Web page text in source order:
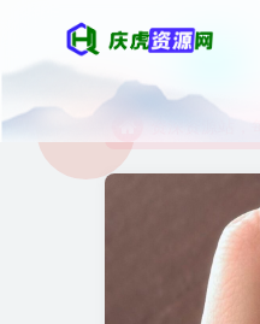
资深资源站，
【启明网】找
资深资源站